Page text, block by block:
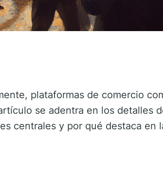
plataformas de comercio
se adentra en los detalles
centrales y por qué destaca en